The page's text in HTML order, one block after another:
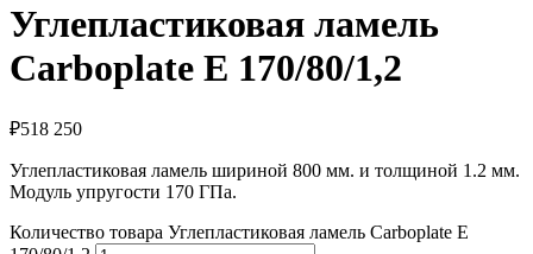
Углепластиковая ламель
Carboplate E 170/80/1,2
₽518 250
Углепластиковая ламель шириной 800 мм. и толщиной 1.2 мм.
Модуль упругости 170 ГПа.
Количество товара Углепластиковая ламель Carboplate E